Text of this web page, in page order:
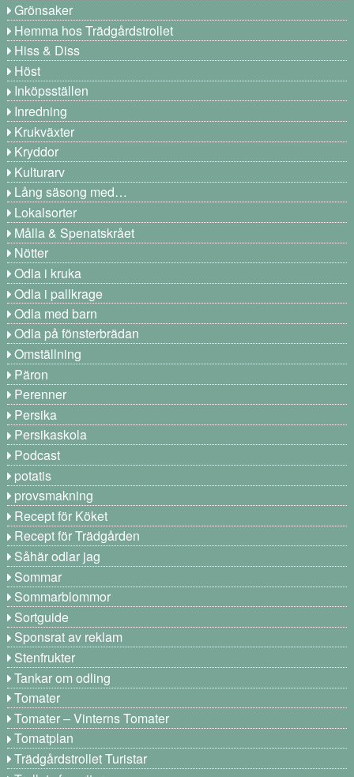
Grönsaker
Hemma hos Trädgårdstrollet
Hiss & Diss
Höst
Inköpsställen
Inredning
Krukväxter
Kryddor
Kulturarv
Lång säsong med…
Lokalsorter
Målla & Spenatskrået
Nötter
Odla i kruka
Odla i pallkrage
Odla med barn
Odla på fönsterbrädan
Omställning
Päron
Perenner
Persika
Persikaskola
Podcast
potatis
provsmakning
Recept för Köket
Recept för Trädgården
Såhär odlar jag
Sommar
Sommarblommor
Sortguide
Sponsrat av reklam
Stenfrukter
Tankar om odling
Tomater
Tomater – Vinterns Tomater
Tomatplan
Trädgårdstrollet Turistar